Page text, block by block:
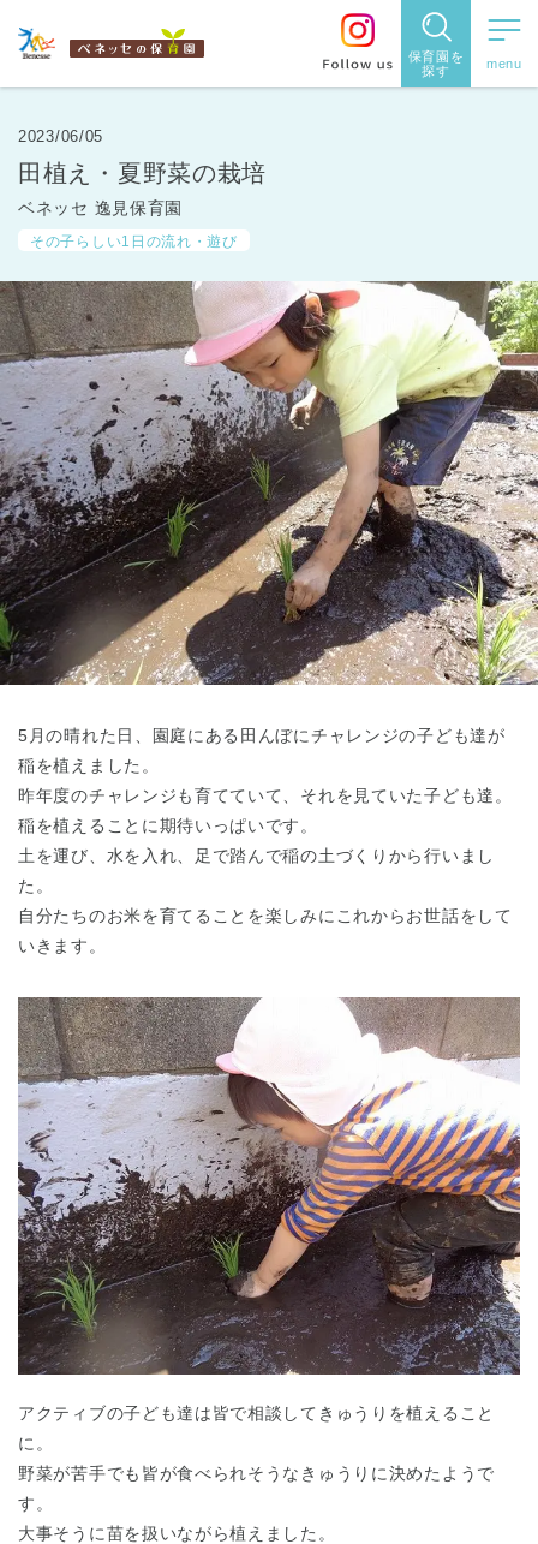
保育園を
探す
保育園を探す
住所・駅
名
す
都道府県
から探す
東京都
東京都 全域
2023/06/05
田植え・夏野菜の栽培
ベネッセ 逸見保育園
その子らしい1日の流れ・遊び
5月の晴れた日、園庭にある田んぼにチャレンジの子ども達が
稲を植えました。
昨年度のチャレンジも育てていて、それを見ていた子ども達。
稲を植えることに期待いっぱいです。
土を運び、水を入れ、足で踏んで稲の土づくりから行いまし
た。
自分たちのお米を育てることを楽しみにこれからお世話をして
いきます。
アクティブの子ども達は皆で相談してきゅうりを植えること
に。
野菜が苦手でも皆が食べられそうなきゅうりに決めたようで
す。
大事そうに苗を扱いながら植えました。